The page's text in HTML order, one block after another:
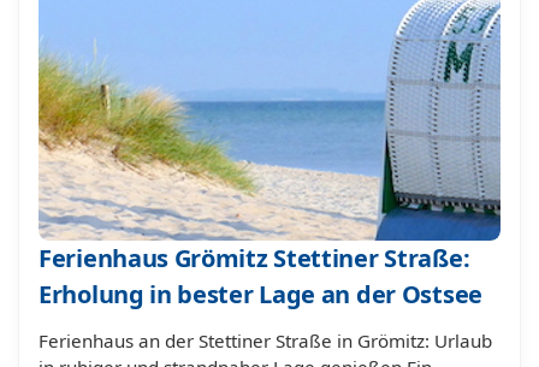
Ferienhaus Grömitz Stettiner Straße:
Erholung in bester Lage an der Ostsee
Ferienhaus an der Stettiner Straße in Grömitz: Urlaub